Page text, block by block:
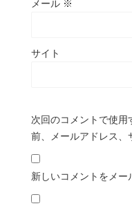
メール ※
サイト
次回のコメントで使用
前、メールアドレス、
新しいコメントをメー